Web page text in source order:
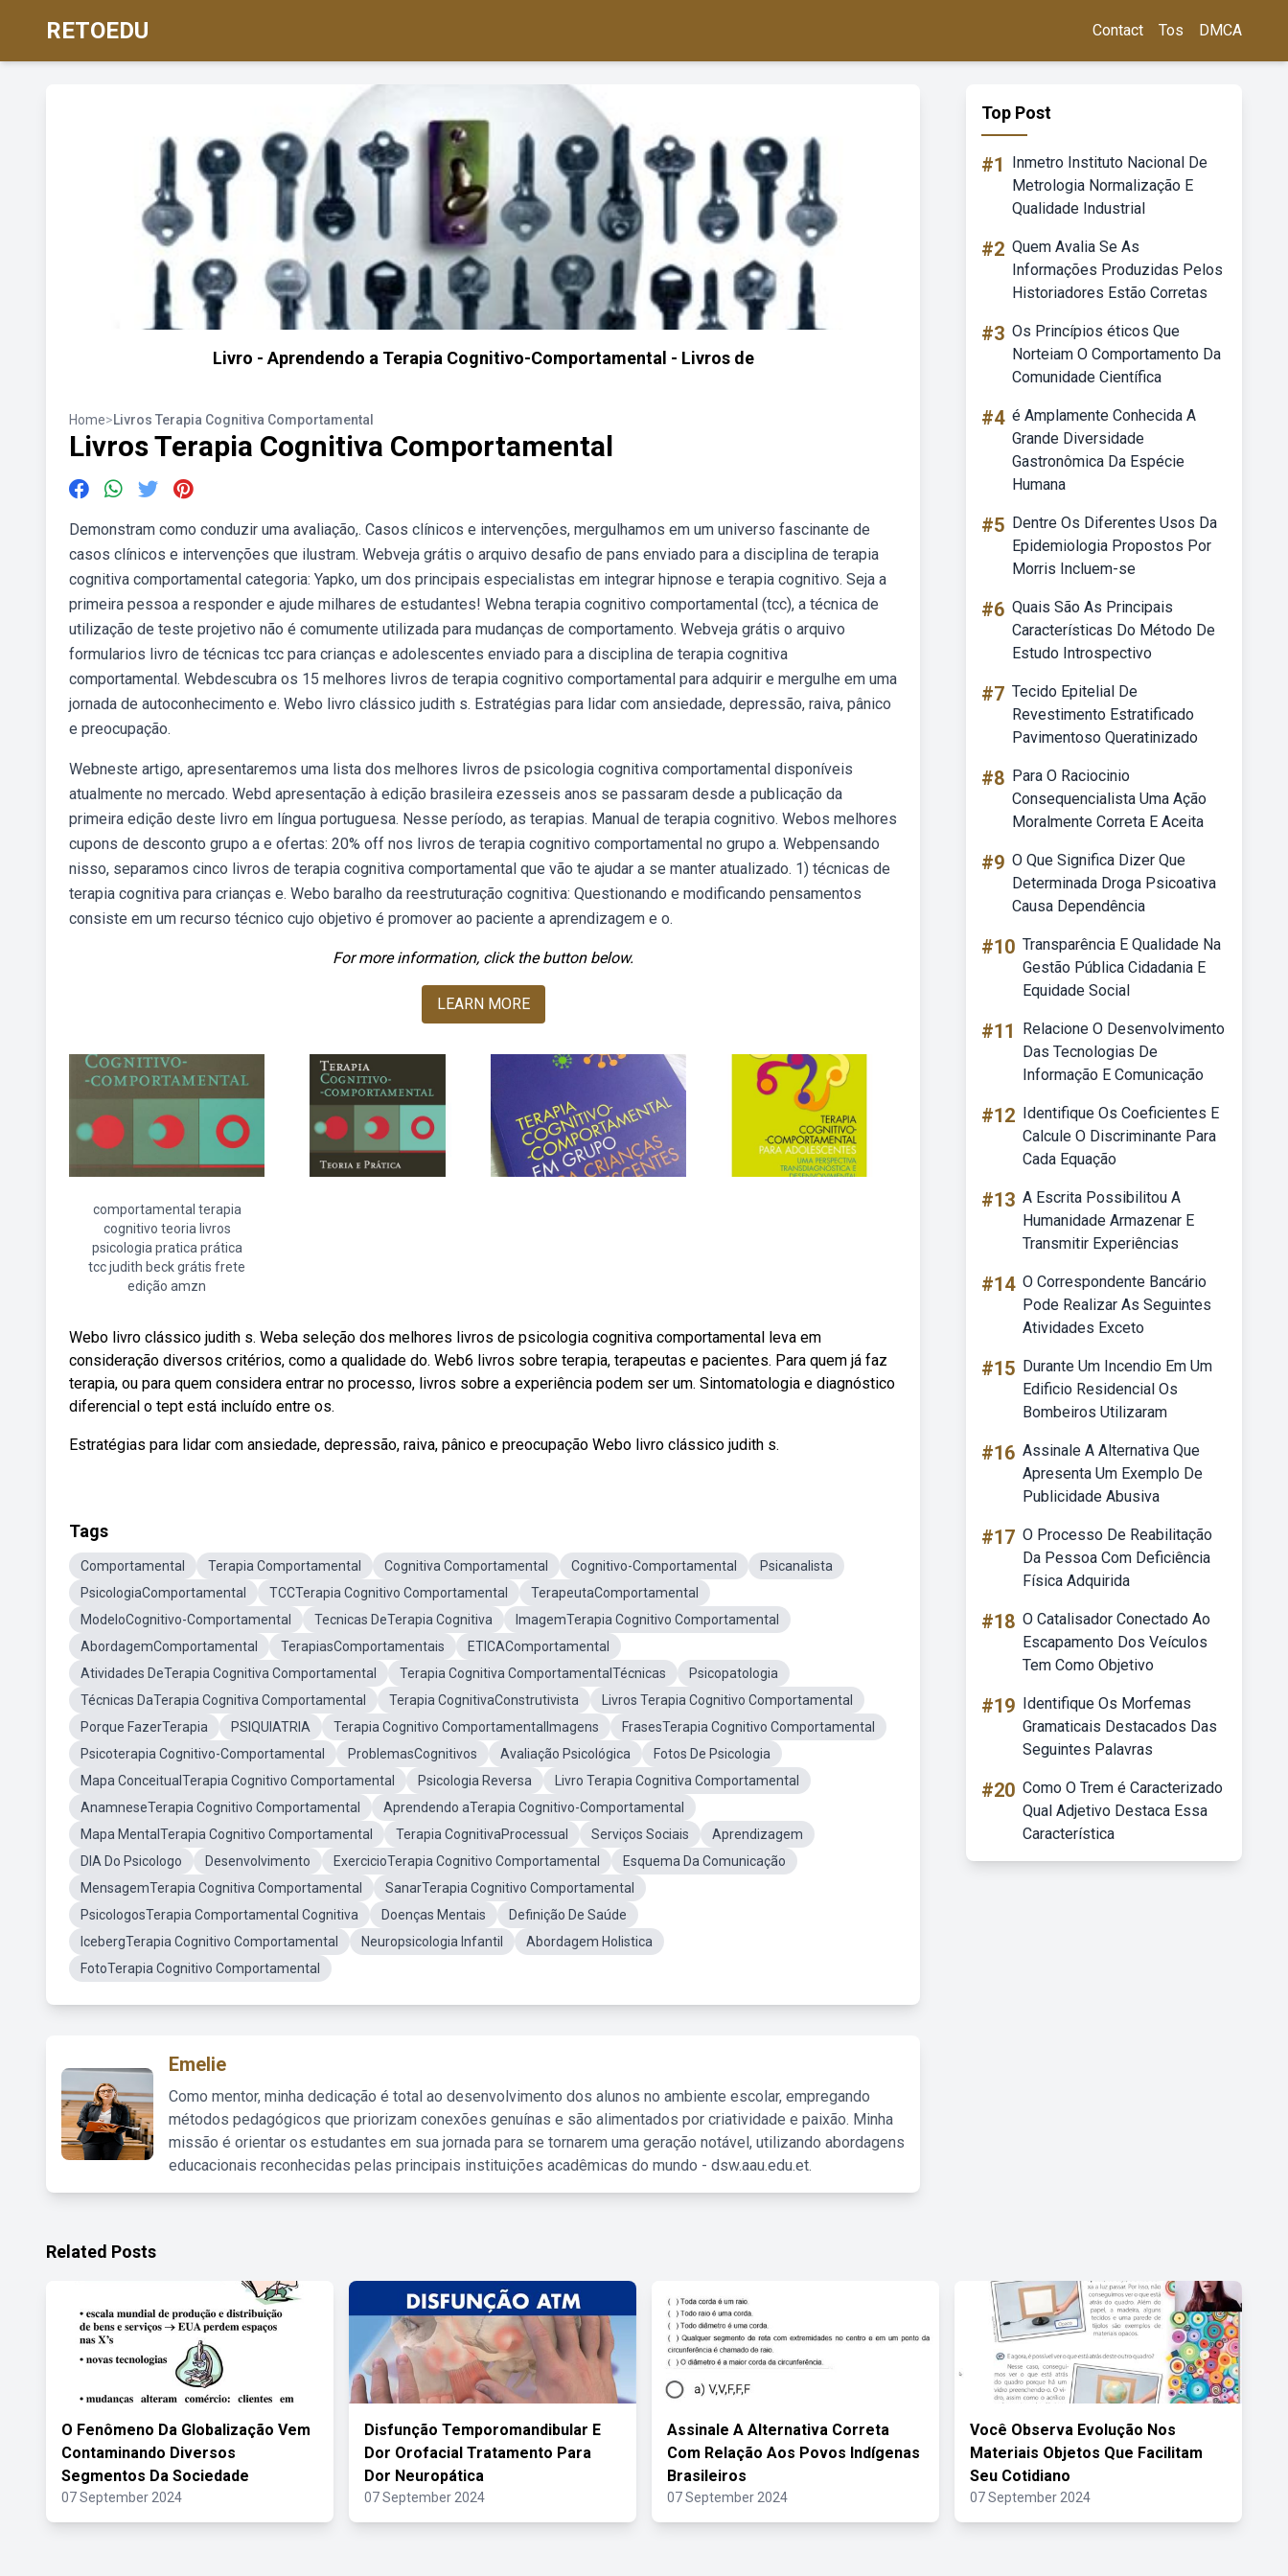
RETOEDU Contact Tos DMCA
Livro - Aprendendo a Terapia Cognitivo-Comportamental - Livros de
Home>Livros Terapia Cognitiva Comportamental
Livros Terapia Cognitiva Comportamental
Demonstram como conduzir uma avaliação,. Casos clínicos e intervenções, mergulhamos em um universo fascinante de
casos clínicos e intervenções que ilustram. Webveja grátis o arquivo desafio de pans enviado para a disciplina de terapia
cognitiva comportamental categoria: Yapko, um dos principais especialistas em integrar hipnose e terapia cognitivo. Seja a
primeira pessoa a responder e ajude milhares de estudantes! Webna terapia cognitivo comportamental (tcc), a técnica de
utilização de teste projetivo não é comumente utilizada para mudanças de comportamento. Webveja grátis o arquivo
formularios livro de técnicas tcc para crianças e adolescentes enviado para a disciplina de terapia cognitiva
comportamental. Webdescubra os 15 melhores livros de terapia cognitivo comportamental para adquirir e mergulhe em uma
jornada de autoconhecimento e. Webo livro clássico judith s. Estratégias para lidar com ansiedade, depressão, raiva, pânico
e preocupação.
Webneste artigo, apresentaremos uma lista dos melhores livros de psicologia cognitiva comportamental disponíveis
atualmente no mercado. Webd apresentação à edição brasileira ezesseis anos se passaram desde a publicação da
primeira edição deste livro em língua portuguesa. Nesse período, as terapias. Manual de terapia cognitivo. Webos melhores
cupons de desconto grupo a e ofertas: 20% off nos livros de terapia cognitivo comportamental no grupo a. Webpensando
nisso, separamos cinco livros de terapia cognitiva comportamental que vão te ajudar a se manter atualizado. 1) técnicas de
terapia cognitiva para crianças e. Webo baralho da reestruturação cognitiva: Questionando e modificando pensamentos
consiste em um recurso técnico cujo objetivo é promover ao paciente a aprendizagem e o.
For more information, click the button below.
LEARN MORE
comportamental terapia
cognitivo teoria livros
psicologia pratica prática
tcc judith beck grátis frete
edição amzn
Webo livro clássico judith s. Weba seleção dos melhores livros de psicologia cognitiva comportamental leva em
consideração diversos critérios, como a qualidade do. Web6 livros sobre terapia, terapeutas e pacientes. Para quem já faz
terapia, ou para quem considera entrar no processo, livros sobre a experiência podem ser um. Sintomatologia e diagnóstico
diferencial o tept está incluído entre os.
Estratégias para lidar com ansiedade, depressão, raiva, pânico e preocupação Webo livro clássico judith s.
Tags
Comportamental Terapia Comportamental Cognitiva Comportamental Cognitivo-Comportamental
Psicanalista
PsicologiaComportamental
TCCTerapia Cognitivo Comportamental
TerapeutaComportamental
ModeloCognitivo-Comportamental
Tecnicas DeTerapia Cognitiva
ImagemTerapia Cognitivo Comportamental
AbordagemComportamental
TerapiasComportamentais
ETICAComportamental
Atividades DeTerapia Cognitiva Comportamental
Terapia Cognitiva ComportamentalTécnicas
Psicopatologia
Técnicas DaTerapia Cognitiva Comportamental
Terapia CognitivaConstrutivista
Livros Terapia Cognitivo Comportamental
Porque FazerTerapia
PSIQUIATRIA Terapia Cognitivo ComportamentalImagens
FrasesTerapia Cognitivo Comportamental
Psicoterapia Cognitivo-Comportamental
ProblemasCognitivos Avaliação Psicológica
Fotos De Psicologia
Mapa ConceitualTerapia Cognitivo Comportamental
Psicologia Reversa
Livro Terapia Cognitiva Comportamental
AnamneseTerapia Cognitivo Comportamental
Aprendendo aTerapia Cognitivo-Comportamental
Mapa MentalTerapia Cognitivo Comportamental
Terapia CognitivaProcessual Serviços Sociais
Aprendizagem
DIA Do Psicologo
Desenvolvimento ExercicioTerapia Cognitivo Comportamental
Esquema Da Comunicação
MensagemTerapia Cognitiva Comportamental
SanarTerapia Cognitivo Comportamental
PsicologosTerapia Comportamental Cognitiva
Doenças Mentais
Definição De Saúde
IcebergTerapia Cognitivo Comportamental
Neuropsicologia Infantil
Abordagem Holistica
FotoTerapia Cognitivo Comportamental
Emelie
Como mentor, minha dedicação é total ao desenvolvimento dos alunos no ambiente escolar, empregando
métodos pedagógicos que priorizam conexões genuínas e são alimentados por criatividade e paixão. Minha
missão é orientar os estudantes em sua jornada para se tornarem uma geração notável, utilizando abordagens
educacionais reconhecidas pelas principais instituições acadêmicas do mundo - dsw.aau.edu.et.
Top Post
#1
Inmetro Instituto Nacional De
Metrologia Normalização E
Qualidade Industrial
#2 Quem Avalia Se As
Informações Produzidas Pelos
Historiadores Estão Corretas
#3 Os Princípios éticos Que
Norteiam O Comportamento Da
Comunidade Científica
#4 é Amplamente Conhecida A
Grande Diversidade
Gastronômica Da Espécie
Humana
#5 Dentre Os Diferentes Usos Da
Epidemiologia Propostos Por
Morris Incluem-se
#6 Quais São As Principais
Características Do Método De
Estudo Introspectivo
#7 Tecido Epitelial De
Revestimento Estratificado
Pavimentoso Queratinizado
#8 Para O Raciocinio
Consequencialista Uma Ação
Moralmente Correta E Aceita
#9 O Que Significa Dizer Que
Determinada Droga Psicoativa
Causa Dependência
#10 Transparência E Qualidade Na
Gestão Pública Cidadania E
Equidade Social
#11
Relacione O Desenvolvimento
Das Tecnologias De
Informação E Comunicação
#12 Identifique Os Coeficientes E
Calcule O Discriminante Para
Cada Equação
#13 A Escrita Possibilitou A
Humanidade Armazenar E
Transmitir Experiências
#14 O Correspondente Bancário
Pode Realizar As Seguintes
Atividades Exceto
#15 Durante Um Incendio Em Um
Edificio Residencial Os
Bombeiros Utilizaram
#16 Assinale A Alternativa Que
Apresenta Um Exemplo De
Publicidade Abusiva
#17 O Processo De Reabilitação
Da Pessoa Com Deficiência
Física Adquirida
#18 O Catalisador Conectado Ao
Escapamento Dos Veículos
Tem Como Objetivo
#19 Identifique Os Morfemas
Gramaticais Destacados Das
Seguintes Palavras
#20 Como O Trem é Caracterizado
Qual Adjetivo Destaca Essa
Característica
Related Posts
O Fenômeno Da Globalização Vem
Contaminando Diversos
Segmentos Da Sociedade
07 September 2024
Disfunção Temporomandibular E
Dor Orofacial Tratamento Para
Dor Neuropática
07 September 2024
Assinale A Alternativa Correta
Com Relação Aos Povos Indígenas
Brasileiros
07 September 2024
Você Observa Evolução Nos
Materiais Objetos Que Facilitam
Seu Cotidiano
07 September 2024